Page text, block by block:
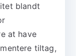
blandt
at have
tiltag,